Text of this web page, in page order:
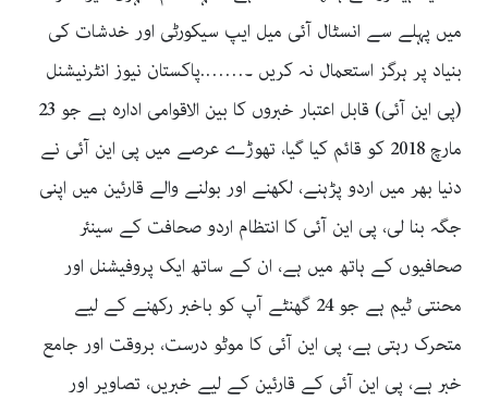
میں پہلے سے انسٹال آئی میل ایپ سیکورٹی اور خدشات کی
بنیاد پر ہرگز استعمال نہ کریں ۔…….پاکستان نیوز انٹرنیشنل
(پی این آئی) قابل اعتبار خبروں کا بین الاقوامی ادارہ ہے جو 23
مارچ 2018 کو قائم کیا گیا، تھوڑے عرصے میں پی این آئی نے
دنیا بھر میں اردو پڑہنے، لکھنے اور بولنے والے قارئین میں اپنی
جگہ بنا لی، پی این آئی کا انتظام اردو صحافت کے سینئر
صحافیوں کے ہاتھ میں ہے، ان کے ساتھ ایک پروفیشنل اور
محنتی ٹیم ہے جو 24 گھنٹے آپ کو باخبر رکھنے کے لیے
متحرک رہتی ہے، پی این آئی کا موٹو درست، بروقت اور جامع
خبر ہے، پی این آئی کے قارئین کے لیے خبریں، تصاویر اور